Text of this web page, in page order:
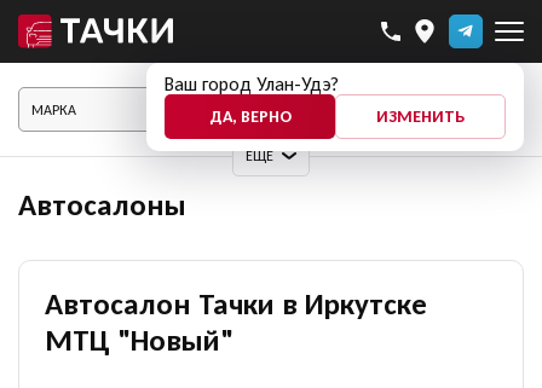
Ваш город Улан-Удэ?
ДА, ВЕРНО ИЗМЕНИТЬ
ЕЩЕ
ПОКАЗАТЬ АВТО
Автосалоны
Автосалон Тачки в Иркутске
МТЦ "Новый"